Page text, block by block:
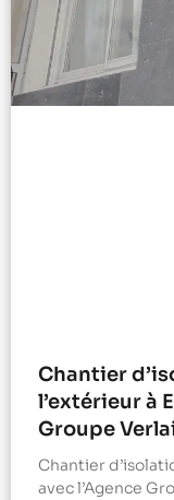
Chantier
l’extérieur à
Groupe
Chantier
avec l’Agence